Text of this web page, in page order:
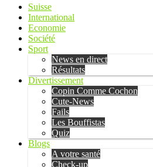
Suisse
International
Economie
Société
Sport
News en direct
Résultats
Divertissement
Copin Comme Cochon
Cute-News
Fails
Les Bouffistas
Quiz
Blogs
A votre santé
Check-up